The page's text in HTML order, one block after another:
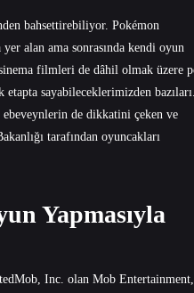
bahsettirebiliyor. Pokémon
alan ama sonrasında kendi oyun
filmleri de dâhil olmak üzere
sayabileceklerimizden bazıları.
ebeveynlerin de dikkatini çeken ve
tarafından oyuncakları
Yapmasıyla
Inc. olan Mob Entertainment,